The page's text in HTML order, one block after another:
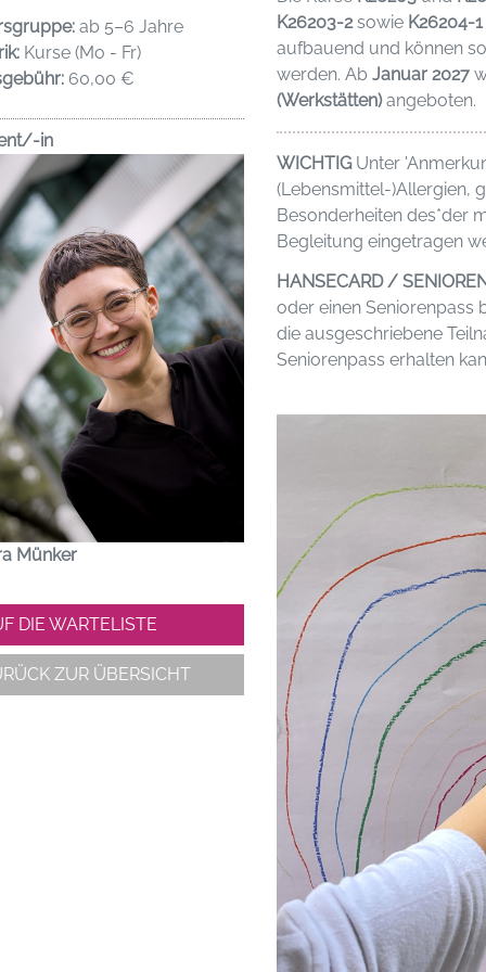
ab 5–6 Jahre
Kurse (Mo - Fr)
60,00 €
in
Münker
DIE WARTELISTE
ZUR ÜBERSICHT
K26203-2sowie K26204-1
aufbauend und können
werden. AbJanuar 2027
(Werkstätten)angeboten.
WICHTIGUnter
(Lebensmittel-)Allergien,
Besonderheiten des*der
Begleitung eingetragen
HANSECARD /
oder einen Seniorenpass
die ausgeschriebene
Seniorenpass erhalten